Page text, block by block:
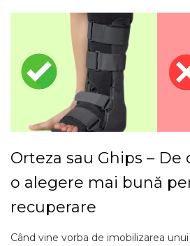
Orteza sau Ghips – De
o alegere mai bună
recuperare
Când vine vorba de imobilizarea